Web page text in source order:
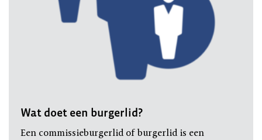
Wat doet een burgerlid?
Een commissieburgerlid of burgerlid is een